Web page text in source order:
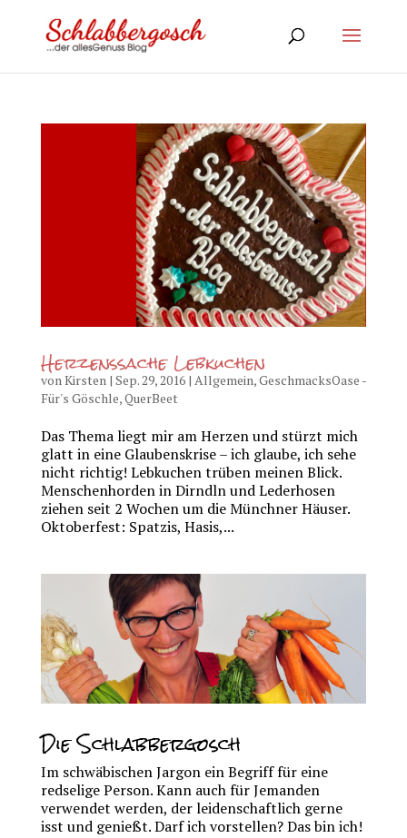
Herzenssache Lebkuchen
vonKirsten| Sep. 29, 2016| Allgemein,GeschmacksOase -
Für's Göschle,QuerBeet
Das Thema liegt mir am Herzen und stürzt mich
glatt in eine Glaubenskrise – ich glaube, ich sehe
nicht richtig! Lebkuchen trüben meinen Blick.
Menschenhorden in Dirndln und Lederhosen
ziehen seit 2 Wochen um die Münchner Häuser.
Oktoberfest: Spatzis, Hasis,...
Die Schlabbergosch
Im schwäbischen Jargon ein Begriff für eine
redselige Person. Kann auch für Jemanden
verwendet werden, der leidenschaftlich gerne
isst und genießt. Darf ich vorstellen? Das bin ich!